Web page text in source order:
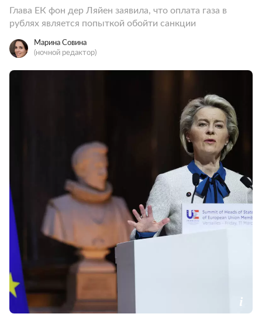
Глава ЕК фон дер Ляйен заявила, что оплата газа в
рублях является попыткой обойти санкции
Марина Совина
(ночной редактор)